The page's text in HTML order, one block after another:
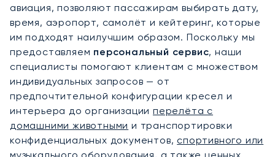
авиация, позволяют пассажирам выбирать дату,
время, аэропорт, самолёт и кейтеринг, которые
им подходят наилучшим образом. Поскольку мы
предоставляем персональный сервис, наши
специалисты помогают клиентам с множеством
индивидуальных запросов — от
предпочтительной конфигурации кресел и
интерьера до организацииперелёта с
домашними животными и транспортировки
конфиденциальных документов, спортивного или
музыкального оборудования, а также ценных